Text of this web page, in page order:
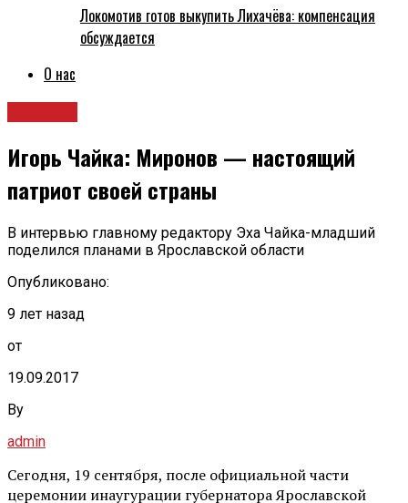
Локомотив готов выкупить Лихачёва: компенсация
обсуждается
О нас
Игорь Чайка: Миронов — настоящий
патриот своей страны
В интервью главному редактору Эха Чайка-младший
поделился планами в Ярославской области
Опубликовано:
9 лет назад
от
19.09.2017
By
admin
Сегодня, 19 сентября, после официальной части
церемонии инаугурации губернатора Ярославской